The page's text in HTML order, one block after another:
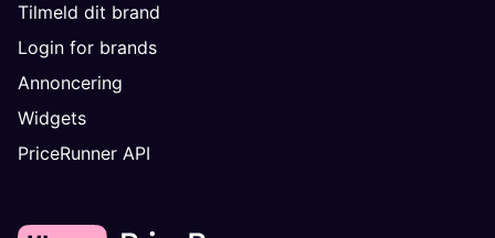
Tilmeld dit brand
Login for brands
Annoncering
Widgets
PriceRunner API